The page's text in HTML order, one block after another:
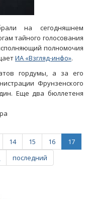
на сегодняшнем
тайного голосования
полномочия
ИА «Взгляд-инфо».
гордумы, а за его
Фрунзенского
Еще два бюллетеня
14 15 16
17
последний